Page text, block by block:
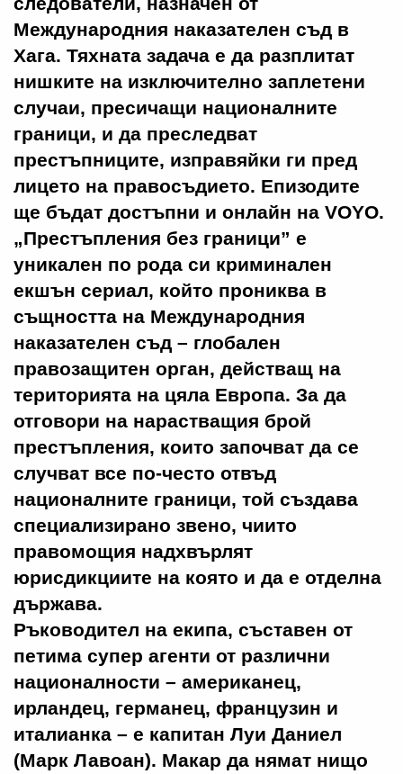
Международния наказателен съд в
Хага. Тяхната задача е да разплитат
нишките на изключително заплетени
случаи, пресичащи националните
граници, и да преследват
престъпниците, изправяйки ги пред
лицето на правосъдието. Епизодите
ще бъдат достъпни и онлайн на VOYO.
„Престъпления без граници” е
уникален по рода си криминален
екшън сериал, който прониква в
същността на Международния
наказателен съд – глобален
правозащитен орган, действащ на
територията на цяла Европа. За да
отговори на нарастващия брой
престъпления, които започват да се
случват все по-често отвъд
националните граници, той създава
специализирано звено, чиито
правомощия надхвърлят
юрисдикциите на която и да е отделна
държава.
Ръководител на екипа, съставен от
петима супер агенти от различни
националности – американец,
ирландец, германец, французин и
италианка – е капитан Луи Даниел
(Марк Лавоан). Макар да нямат нищо